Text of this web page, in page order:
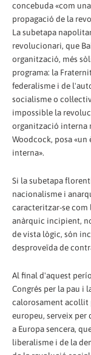
concebuda «com
propagació de la
La subetapa
revolucionari, que
organització, més
programa: la
federalisme i de
socialisme o
impossible la
organització interna
Woodcock, posa
interna».
Si la subetapa
nacionalisme i
caracteritzar-se com
anàrquic incipient,
de vista lògic, són
desproveïda de
Al final d'aquest
Congrés per la pau i
calorosament acollit
europeu, serveix per
a Europa sencera,
liberalisme i de la